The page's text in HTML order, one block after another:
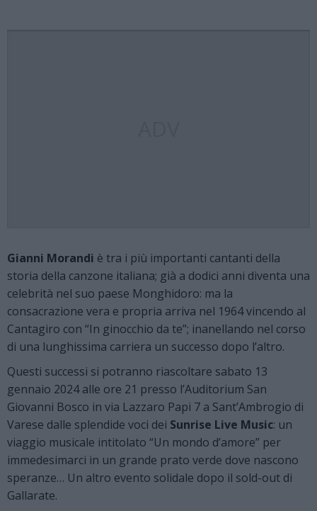
Gianni Morandi è tra i più importanti cantanti della
storia della canzone italiana; già a dodici anni diventa una
celebrità nel suo paese Monghidoro: ma la
consacrazione vera e propria arriva nel 1964 vincendo al
Cantagiro con “In ginocchio da te”; inanellando nel corso
di una lunghissima carriera un successo dopo l’altro.
Questi successi si potranno riascoltare sabato 13
gennaio 2024 alle ore 21 presso l’Auditorium San
Giovanni Bosco in via Lazzaro Papi 7 a Sant’Ambrogio di
Varese dalle splendide voci dei Sunrise Live Music: un
viaggio musicale intitolato “Un mondo d’amore” per
immedesimarci in un grande prato verde dove nascono
speranze… Un altro evento solidale dopo il sold-out di
Gallarate.